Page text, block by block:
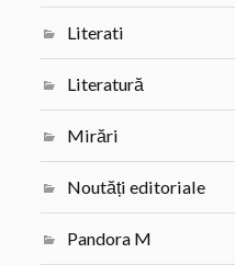
Literati
Literatură
Mirări
Noutăți editoriale
Pandora M